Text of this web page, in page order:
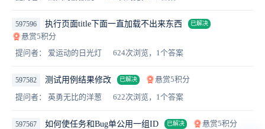
597596 执行页面title下面一直加载不出来东西 已解决
悬赏5积分
提问者： 爱运动的日光灯
624次浏览，1个答案
597582 测试用例结果修改 已解决
悬赏5积分
提问者： 英勇无比的洋葱
622次浏览，1个答案
597567 如何使任务和Bug单公用一组ID 已解决
悬赏5积分